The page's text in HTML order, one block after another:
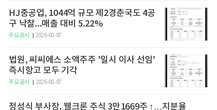
HJ중공업, 1044억 규모 제2경춘국도 4공
구 낙찰...매출 대비 5.22%
주요공시 2026-08-07
법원, 씨씨에스 소액주주 '일시 이사 선임'
즉시항고 모두 기각
주요공시 2026-08-07
정성식 부사장, 웰크론 주식 3만1669주 ↑…지분율